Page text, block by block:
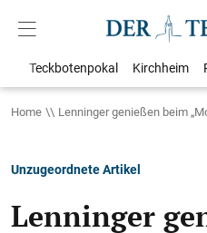
Teckbotenpokal Kirchheim
Home Lenninger genießen beim
Unzugeordnete Artikel
Lenninger